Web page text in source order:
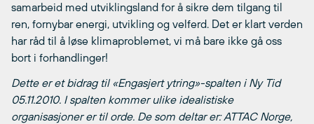
samarbeid med utviklingsland for å sikre dem tilgang til
ren, fornybar energi, utvikling og velferd. Det er klart verden
har råd til å løse klimaproblemet, vi må bare ikke gå oss
bort i forhandlinger!
Dette er et bidrag til «Engasjert ytring»-spalten i Ny Tid
05.11.2010. I spalten kommer ulike idealistiske
organisasjoner er til orde. De som deltar er: ATTAC Norge,